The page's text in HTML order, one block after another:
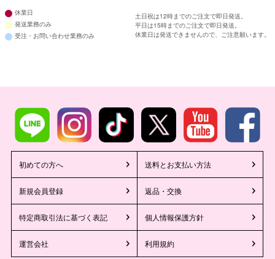
休業日
発送業務のみ
受注・お問い合わせ業務のみ
土日祝は12時までのご注文で即日発送。
平日は15時までのご注文で即日発送。
休業日は発送できませんので、ご注意願います。
初めての方へ 送料とお支払い方法
新規会員登録 返品・交換
特定商取引法に基づく表記 個人情報保護方針
運営会社 利用規約